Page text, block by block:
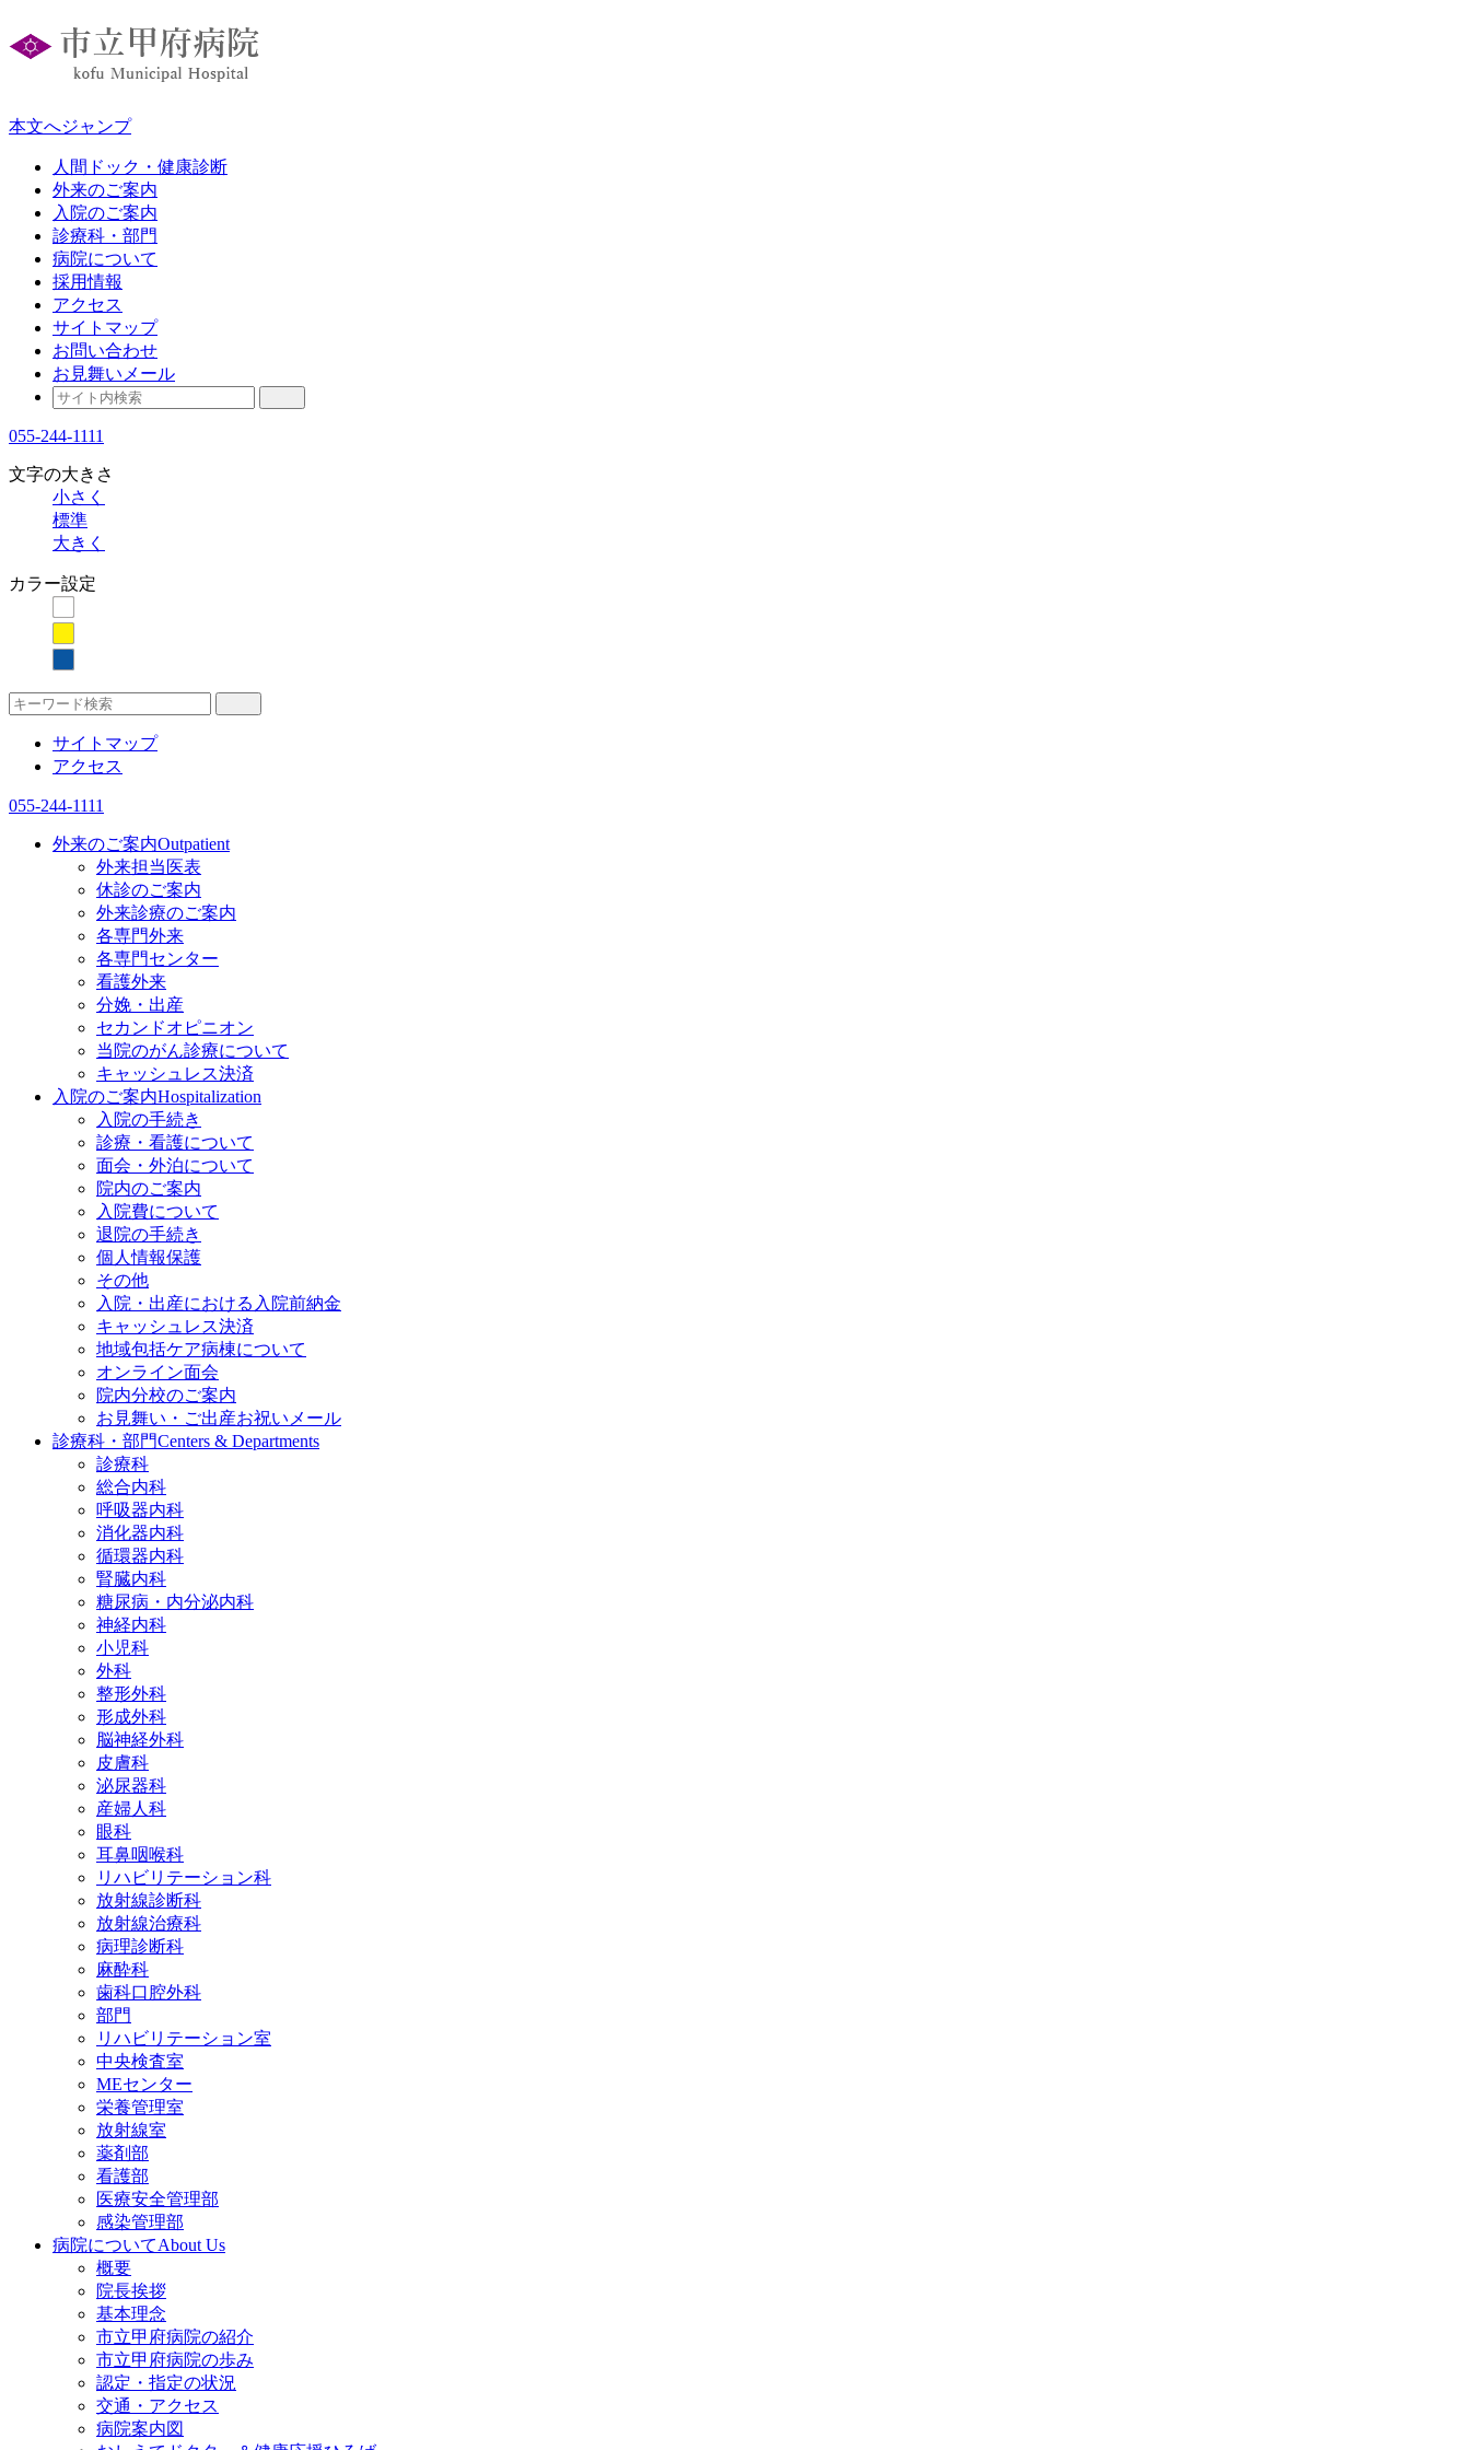
本文へジャンプ
人間ドック・健康診断
外来のご案内
入院のご案内
診療科・部門
病院について
採用情報
アクセス
サイトマップ
お問い合わせ
お見舞いメール
055-244-1111
文字の大きさ
小さく
標準
大きく
カラー設定
サイトマップ
アクセス
055-244-1111
外来のご案内Outpatient
外来担当医表
休診のご案内
外来診療のご案内
各専門外来
各専門センター
看護外来
分娩・出産
セカンドオピニオン
当院のがん診療について
キャッシュレス決済
入院のご案内Hospitalization
入院の手続き
診療・看護について
面会・外泊について
院内のご案内
入院費について
退院の手続き
個人情報保護
その他
入院・出産における入院前納金
キャッシュレス決済
地域包括ケア病棟について
オンライン面会
院内分校のご案内
お見舞い・ご出産お祝いメール
診療科・部門Centers & Departments
診療科
総合内科
呼吸器内科
消化器内科
循環器内科
腎臓内科
糖尿病・内分泌内科
神経内科
小児科
外科
整形外科
形成外科
脳神経外科
皮膚科
泌尿器科
産婦人科
眼科
耳鼻咽喉科
リハビリテーション科
放射線診断科
放射線治療科
病理診断科
麻酔科
歯科口腔外科
部門
リハビリテーション室
中央検査室
MEセンター
栄養管理室
放射線室
薬剤部
看護部
医療安全管理部
感染管理部
病院についてAbout Us
概要
院長挨拶
基本理念
市立甲府病院の紹介
市立甲府病院の歩み
認定・指定の状況
交通・アクセス
病院案内図